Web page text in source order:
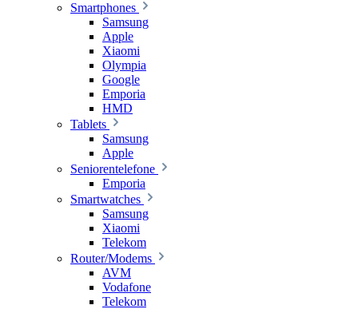
Smartphones
Samsung
Apple
Xiaomi
Olympia
Google
Emporia
HMD
Tablets
Samsung
Apple
Seniorentelefone
Emporia
Smartwatches
Samsung
Xiaomi
Telekom
Router/Modems
AVM
Vodafone
Telekom